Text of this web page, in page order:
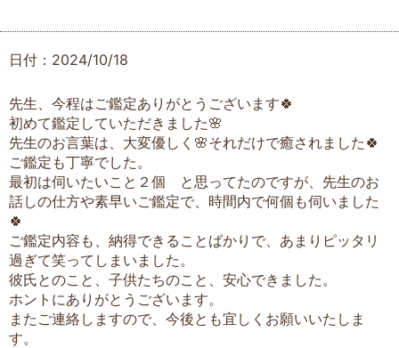
日付：2024/10/18
先生、今程はご鑑定ありがとうございます🍀
初めて鑑定していただきました🌸
先生のお言葉は、大変優しく🌸それだけで癒されました🍀
ご鑑定も丁寧でした。
最初は伺いたいこと２個 と思ってたのですが、先生のお
話しの仕方や素早いご鑑定で、時間内で何個も伺いました
🍀
ご鑑定内容も、納得できることばかりで、あまりピッタリ
過ぎて笑ってしまいました。
彼氏とのこと、子供たちのこと、安心できました。
ホントにありがとうございます。
またご連絡しますので、今後とも宜しくお願いいたしま
す。